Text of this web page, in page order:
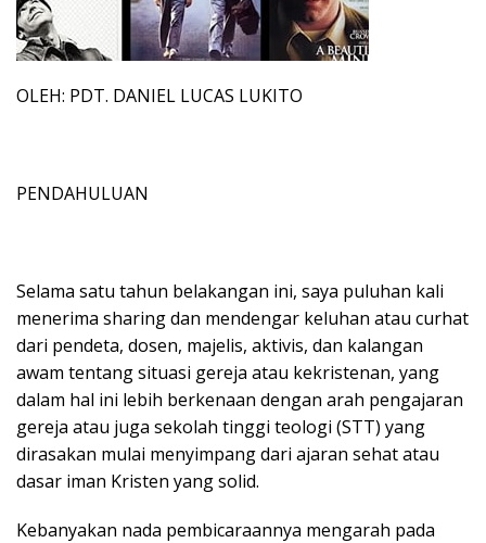
OLEH: PDT. DANIEL LUCAS LUKITO
PENDAHULUAN
Selama satu tahun belakangan ini, saya puluhan kali
menerima sharing dan mendengar keluhan atau curhat
dari pendeta, dosen, majelis, aktivis, dan kalangan
awam tentang situasi gereja atau kekristenan, yang
dalam hal ini lebih berkenaan dengan arah pengajaran
gereja atau juga sekolah tinggi teologi (STT) yang
dirasakan mulai menyimpang dari ajaran sehat atau
dasar iman Kristen yang solid.
Kebanyakan nada pembicaraannya mengarah pada